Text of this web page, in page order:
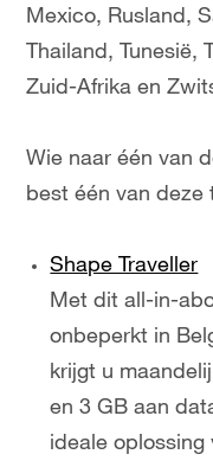
Mexico, Rusland,
Thailand,
Zuid-Afrika en
Wie naar één van
best één van deze
Shape Traveller
Met dit all-in-
onbeperkt in
krijgt u
en 3 GB aan
ideale oplossing